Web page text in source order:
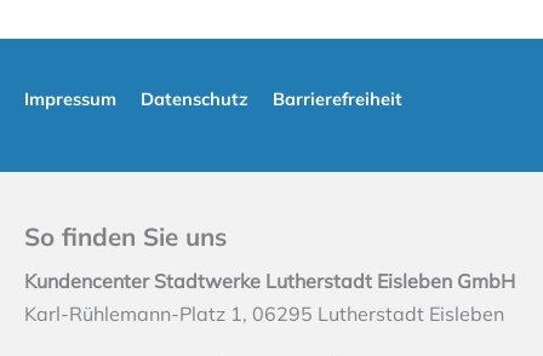
Impressum Datenschutz Barrierefreiheit
So finden Sie uns
Kundencenter Stadtwerke Lutherstadt Eisleben GmbH
Karl-Rühlemann-Platz 1, 06295 Lutherstadt Eisleben